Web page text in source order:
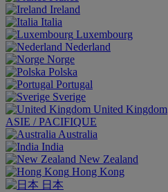
Ireland
Italia
Luxembourg
Nederland
Norge
Polska
Portugal
Sverige
United Kingdom
ASIE / PACIFIQUE
Australia
India
New Zealand
Hong Kong
日本